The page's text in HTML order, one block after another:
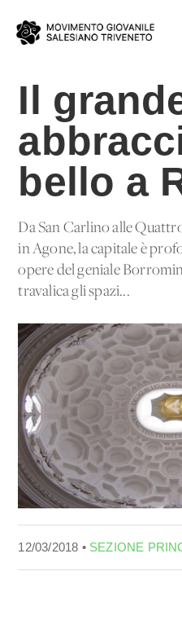
Il
bello a
Da San Carlino alle
in Agone, la capitale è
opere del geniale
travalica gli spazi...
12/03/2018 • SEZIONE